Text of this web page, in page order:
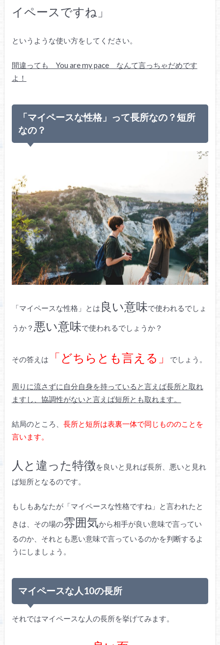
イペースですね」
というような使い方をしてください。
間違っても You are my pace なんて言っちゃだめです
よ！
「マイペースな性格」って長所なの？短所
なの？
「マイペースな性格」とは 良い意味で使われるでしょ
うか？ 悪い意味で使われるでしょうか？
その答えは 「どちらとも言える」 でしょう。
周りに流さずに自分自身を持っていると言えば長所と取れ
ますし、協調性がないと言えば短所とも取れます。
結局のところ、 長所と短所は表裏一体で同じもののことを
言います。
人と違った特徴を良いと見れば長所、悪いと見れ
ば短所となるのです。
もしもあなたが「マイペースな性格ですね」と言われたと
きは、その場の雰囲気から相手が良い意味で言ってい
るのか、それとも悪い意味で言っているのかを判断するよ
うにしましょう。
マイペースな人10の長所
それではマイペースな人の長所を挙げてみます。